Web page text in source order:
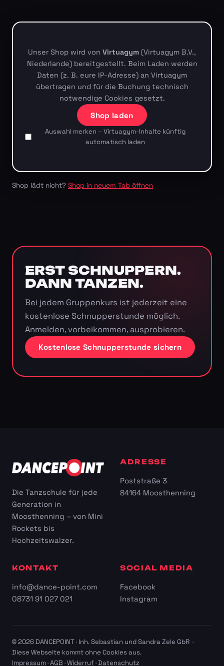
Unser Shop wird von Virtuagym (Virtuagym B.V.,
Niederlande) bereitgestellt. Beim Laden werden
Daten (z. B. eure IP-Adresse) an Virtuagym
übertragen und für die Buchung technisch
notwendige Cookies gesetzt.
Shop laden
Auswahl merken – Virtuagym-Inhalte künftig
automatisch laden
Shop lädt nicht? Shop in neuem Tab öffnen
ERST SCHNUPPERN.
DANN TANZEN.
Bei jedem Gruppenkurs ist jederzeit eine
kostenlose Schnupperstunde möglich.
Anmelden, vorbeikommen, ausprobieren.
Kostenlose Schnupperstunde sichern
Die Tanzschule für jede
Generation in
Moosthenning – von Mini
Rockets bis
Hochzeitswalzer.
ADRESSE
Poststraße 3
84164 Moosthenning
KONTAKT
info@dance-point.com
08731 91 027 021
SOCIAL MEDIA
Facebook
Instagram
© 2026 DANCEPOINT · Inh. Sebastian und Sandra Zele GbR ·
Diese Webseite kommt ohne Cookies aus.
Impressum·AGB ·Widerruf·Datenschutz